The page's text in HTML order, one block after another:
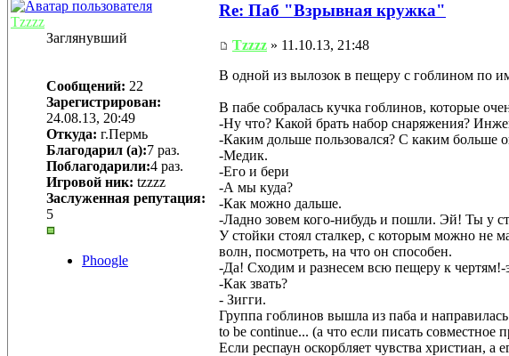
Tzzzz
Заглянувший
Сообщений: 22
Зарегистрирован:
24.08.13, 20:49
Откуда: г.Пермь
Благодарил (а):7 раз.
Поблагодарили:4 раз.
Игровой ник: tzzzz
Заслуженная репутация:
5
Phoogle
Re: Паб "Взрывная кружка"
Tzzzz » 11.10.13, 21:48
В одной из вылозок в пещеру с гоблином по
В пабе собралась кучка гоблинов, которые
-Ну что? Какой брать набор снаряжения?
-Каким дольше пользовался? С каким больше
-Медик.
-Его и бери
-А мы куда?
-Как можно дальше.
-Ладно зовем кого-нибудь и пошли. Эй! Ты у
У стойки стоял сталкер, с которым можно не
волн, посмотреть, на что он способен.
-Да! Сходим и разнесем всю пещеру к чертям!-
-Как звать?
- Зигги.
Группа гоблинов вышла из паба и
to be continue... (а что если писать
Если респаун оскорбляет чувства христиан, а